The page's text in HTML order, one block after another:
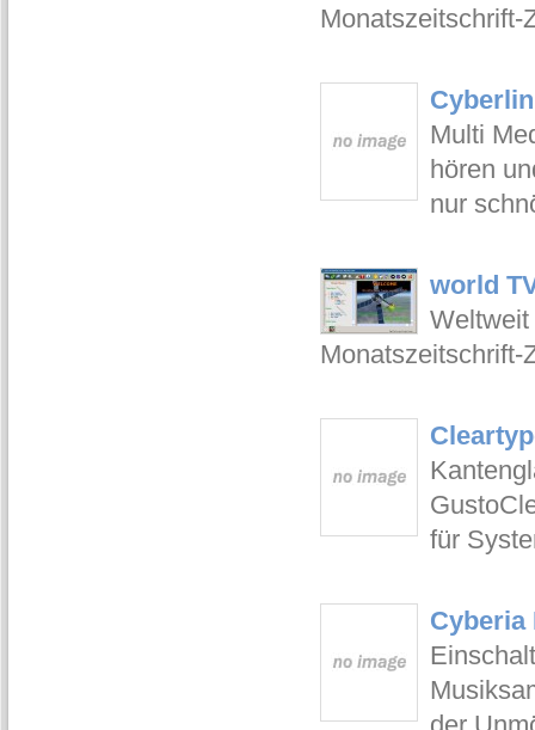
Monatszeitschrift-
Multi
hören
nur
world
Weltweit
Monatszeitschrift-
für
Cyberia